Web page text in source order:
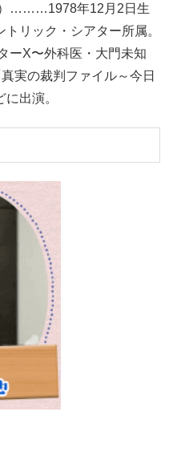
）………1978年12月2日生
リック・シアター所属。
ーX〜外科医・大門未知
実の裁判ファイル～今日
出演。